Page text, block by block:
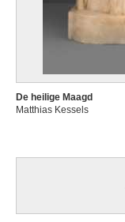
De heilige Maagd
Matthias Kessels